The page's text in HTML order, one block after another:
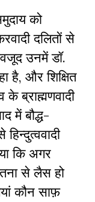
को
दलितों से
उनमें डॉ.
है, और शिक्षित
के ब्राह्मणवादी
में बौद्ध-
कि अगर
से लैस हो
कौन साफ़